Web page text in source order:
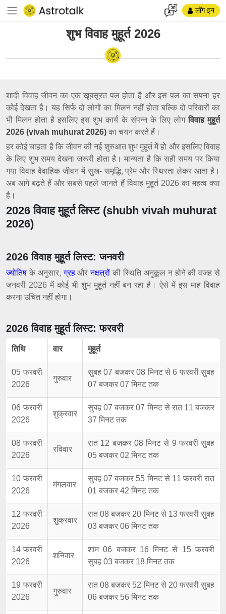
लॉग इन
शुभ विवाह मुहूर्त 2026
शादी विवाह जीवन का एक खूबसूरत पल होता है और इस पल का सपना हर
कोई देखता है। यह सिर्फ दो लोगों का मिलन नहीं होता बल्कि दो परिवारों का
भी मिलन होता है इसलिए इस शुभ कार्य के संपन्न के लिए लोगविवाह मुहूर्त
2026 (vivah muhurat 2026) का चयन करते हैं।
हर कोई चाहता है कि जीवन की नई शुरुआत शुभ मुहूर्त में हो और इसलिए विवाह
के लिए शुभ समय देखना जरूरी होता है। मान्यता है कि सही समय पर किया
गया विवाह वैवाहिक जीवन में सुख- समृद्धि, प्रेम और स्थिरता लेकर आता है।
अब आगे बढ़ते हैं और सबसे पहले जानते हैं विवाह मुहूर्त 2026 का महत्व क्या
है।
2026 विवाह मुहूर्त लिस्ट (shubh vivah muhurat
2026)
2026 विवाह मुहूर्त लिस्ट: जनवरी
ज्योतिष के अनुसार,ग्रहऔरनक्षत्रोंकी स्थिति अनुकूल न होने की वजह से
जनवरी 2026 में कोई भी शुभ मुहूर्त नहीं बन रहा है। ऐसे में इस माह विवाह
करना उचित नहीं होगा।
2026 विवाह मुहूर्त लिस्ट: फरवरी
तिथि वार मुहूर्त
05 फरवरी
2026
गुरुवार
सुबह 07 बजकर 08 मिनट से 6 फरवरी सुबह
07 बजकर 07 मिनट तक
06 फरवरी
2026
शुक्रवार
सुबह 07 बजकर 07 मिनट से रात 11 बजकर
37 मिनट तक
08 फरवरी
2026
रविवार
रात 12 बजकर 08 मिनट से 9 फरवरी सुबह
05 बजकर 02 मिनट तक
10 फरवरी
2026
मंगलवार
सुबह 07 बजकर 55 मिनट से 11 फरवरी रात
01 बजकर 42 मिनट तक
12 फरवरी
2026
शुक्रवार
रात 08 बजकर 20 मिनट से 13 फरवरी सुबह
03 बजकर 06 मिनट तक
14 फरवरी
2026
शनिवार
शाम 06 बजकर 16 मिनट से 15 फरवरी
सुबह 03 बजकर 18 मिनट तक
19 फरवरी
2026
गुरुवार
रात 08 बजकर 52 मिनट से 20 फरवरी सुबह
06 बजकर 56 मिनट तक